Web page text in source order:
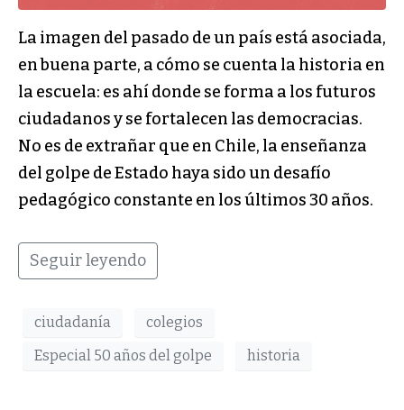
La imagen del pasado de un país está asociada,
en buena parte, a cómo se cuenta la historia en
la escuela: es ahí donde se forma a los futuros
ciudadanos y se fortalecen las democracias.
No es de extrañar que en Chile, la enseñanza
del golpe de Estado haya sido un desafío
pedagógico constante en los últimos 30 años.
Seguir leyendo
ciudadanía
colegios
Especial 50 años del golpe
historia